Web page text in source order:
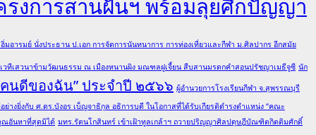
งการสานฝันฯ พร้อมลุยศึกปัญญา
มอารมย์ นั่งประธาน ป.เอก การจัดการนันทนาการ การท่องเที่ยวและกีฬา ม.ศิลปากร อีกสมัย
วทีเสวนาข้ามวัฒนธรรม ณ เมืองหนานผิง มณฑลฝูเจี้ยน สืบสานมรดกคำสอนปรัชญาเมธีจูซี นัก
คนดีของฉัน” ประจำปี ๒๕๖๖ ผู้อำนวยการโรงเรียนกีฬา จ.สุพรรณบุรี
างยิ่งกับ ศ.ดร.บังอร เบ็ญจาธิกุล อธิการบดี ในโอกาสที่ได้รับเกียรติดำรงตำแหน่ง “คณะ
ณอันหาที่สุดมิได้ มทร.รัตนโกสินทร์ เข้าเฝ้าทูลเกล้าฯ ถวายปริญญาศิลปดุษฎีบัณฑิตกิตติมศักดิ์